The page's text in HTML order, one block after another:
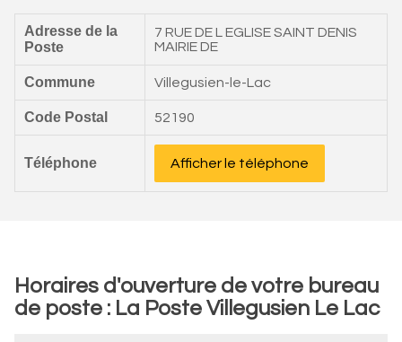
Adresse de la
Poste
7 RUE DE L EGLISE SAINT DENIS
MAIRIE DE
Commune Villegusien-le-Lac
Code Postal 52190
Téléphone Afficher le téléphone
Horaires d'ouverture de votre bureau
de poste : La Poste Villegusien Le Lac